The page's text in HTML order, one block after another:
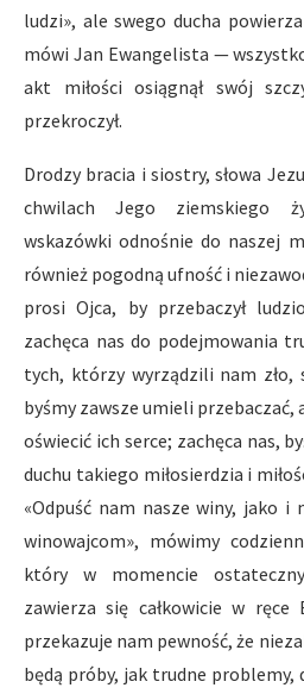
ludzi», ale swego ducha
mówi Jan Ewangelista —
akt miłości osiągnął swój
przekroczył.
Drodzy bracia i siostry, słowa
chwilach Jego ziemskiego
wskazówki odnośnie do naszej
również pogodną ufność i
prosi Ojca, by przebaczył
zachęca nas do podejmowania
tych, którzy wyrządzili nam zło,
byśmy zawsze umieli przebaczać,
oświecić ich serce; zachęca nas,
duchu takiego miłosierdzia i
«Odpuść nam nasze winy, jako i
winowajcom», mówimy
który w momencie
zawierza się całkowicie w ręce
przekazuje nam pewność, że
będą próby, jak trudne problemy,